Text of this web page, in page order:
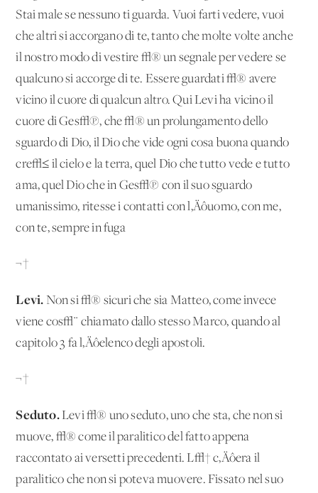
Stai male se nessuno ti guarda. Vuoi farti vedere, vuoi
che altri si accorgano di te, tanto che molte volte anche
il nostro modo di vestire √® un segnale per vedere se
qualcuno si accorge di te. Essere guardati √® avere
vicino il cuore di qualcun altro. Qui Levi ha vicino il
cuore di Ges√π, che √® un prolungamento dello
sguardo di Dio, il Dio che vide ogni cosa buona quando
cre√≤ il cielo e la terra, quel Dio che tutto vede e tutto
ama, quel Dio che in Ges√π con il suo sguardo
umanissimo, ritesse i contatti con l‚Äôuomo, con me,
con te, sempre in fuga
¬†
Levi. Non si √® sicuri che sia Matteo, come invece
viene cos√¨ chiamato dallo stesso Marco, quando al
capitolo 3 fa l‚Äôelenco degli apostoli.
¬†
Seduto.Levi √® uno seduto, uno che sta, che non si
muove, √® come il paralitico del fatto appena
raccontato ai versetti precedenti. L√† c‚Äôera il
paralitico che non si poteva muovere. Fissato nel suo